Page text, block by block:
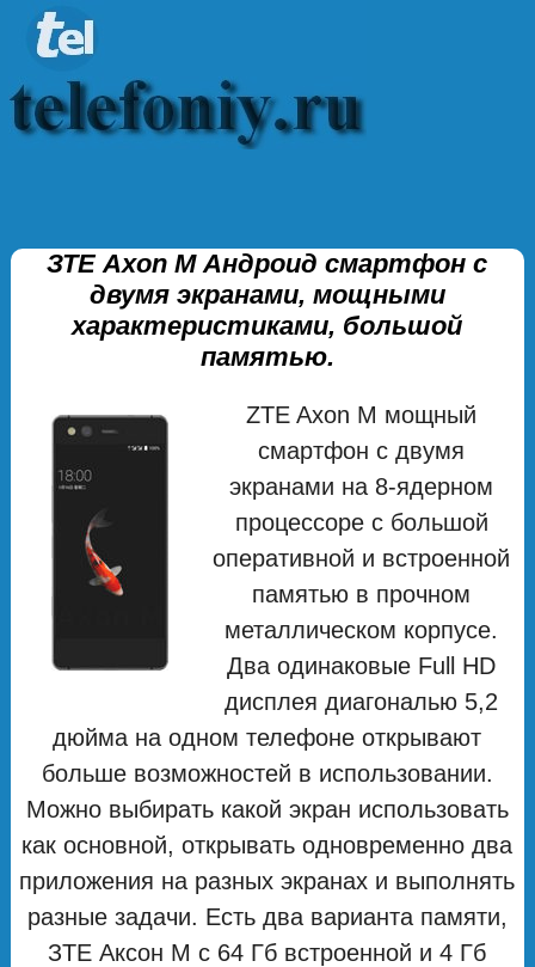
ЗТЕ Axon M Андроид смартфон с
двумя экранами, мощными
характеристиками, большой
памятью.
ZTE Axon M мощный
смартфон с двумя
экранами на 8-ядерном
процессоре с большой
оперативной и встроенной
памятью в прочном
металлическом корпусе.
Два одинаковые Full HD
дисплея диагональю 5,2
дюйма на одном телефоне открывают
больше возможностей в использовании.
Можно выбирать какой экран использовать
как основной, открывать одновременно два
приложения на разных экранах и выполнять
разные задачи. Есть два варианта памяти,
ЗТЕ Аксон М с 64 Гб встроенной и 4 Гб